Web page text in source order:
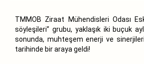
TMMOB Ziraat Mühendisleri Odası
söyleşileri” grubu, yaklaşık iki buçuk
sonunda, muhteşem enerji ve
tarihinde bir araya geldi!